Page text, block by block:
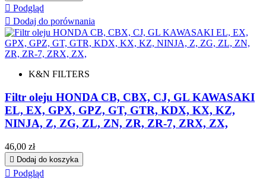
 Podgląd
 Dodaj do porównania
K&N FILTERS
Filtr oleju HONDA CB, CBX, CJ, GL KAWASAKI
EL, EX, GPX, GPZ, GT, GTR, KDX, KX, KZ,
NINJA, Z, ZG, ZL, ZN, ZR, ZR-7, ZRX, ZX,
Cena
46,00 zł
 Dodaj do koszyka
 Podgląd